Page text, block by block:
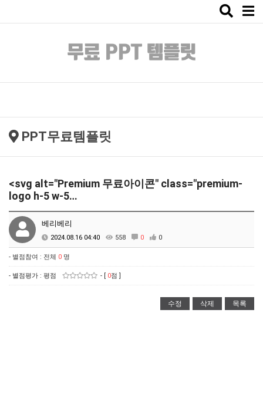
Toggle
PPT무료템플릿
<svg alt="Premium 무료아이콘" class="premium-
logo h-5 w-5…
베리베리
2024.08.16 04:40 558 0 0
- 별점참여 : 전체 0 명
- 별점평가 : 평점 - [ 0점 ]
수정 삭제 목록